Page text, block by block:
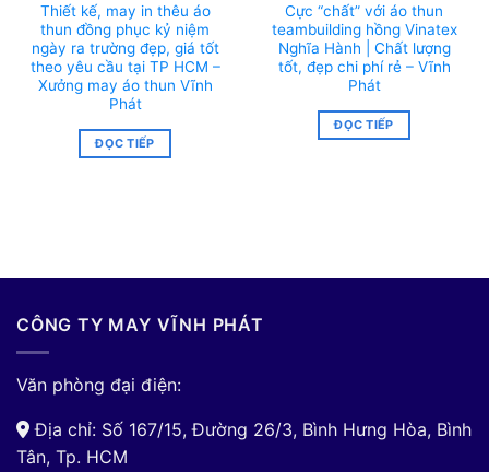
Thiết kế, may in thêu áo
thun đồng phục kỷ niệm
ngày ra trường đẹp, giá tốt
theo yêu cầu tại TP HCM –
Xưởng may áo thun Vĩnh
Phát
ĐỌC TIẾP
Cực “chất” với áo thun
teambuilding hồng Vinatex
Nghĩa Hành | Chất lượng
tốt, đẹp chi phí rẻ – Vĩnh
Phát
ĐỌC TIẾP
CÔNG TY MAY VĨNH PHÁT
Văn phòng đại điện:
Địa chỉ: Số 167/15, Đường 26/3, Bình Hưng Hòa, Bình
Tân, Tp. HCM